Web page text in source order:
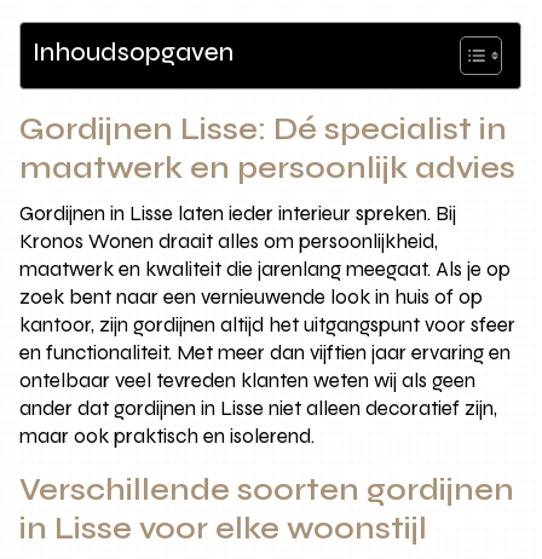
Inhoudsopgaven
Gordijnen Lisse: Dé specialist in
maatwerk en persoonlijk advies
Gordijnen in Lisse laten ieder interieur spreken. Bij
Kronos Wonen draait alles om persoonlijkheid,
maatwerk en kwaliteit die jarenlang meegaat. Als je op
zoek bent naar een vernieuwende look in huis of op
kantoor, zijn gordijnen altijd het uitgangspunt voor sfeer
en functionaliteit. Met meer dan vijftien jaar ervaring en
ontelbaar veel tevreden klanten weten wij als geen
ander dat gordijnen in Lisse niet alleen decoratief zijn,
maar ook praktisch en isolerend.
Verschillende soorten gordijnen
in Lisse voor elke woonstijl